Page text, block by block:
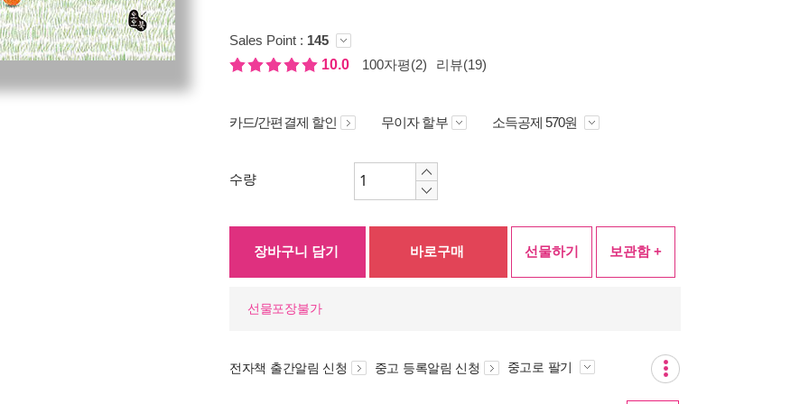
Sales Point : 145
10.0
100자평(2) 리뷰(19)
카드/간편결제 할인 무이자 할부 소득공제 570원
수량
장바구니 담기 바로구매 선물하기 보관함 +
선물포장불가
전자책 출간알림 신청 중고 등록알림 신청 중고로 팔기